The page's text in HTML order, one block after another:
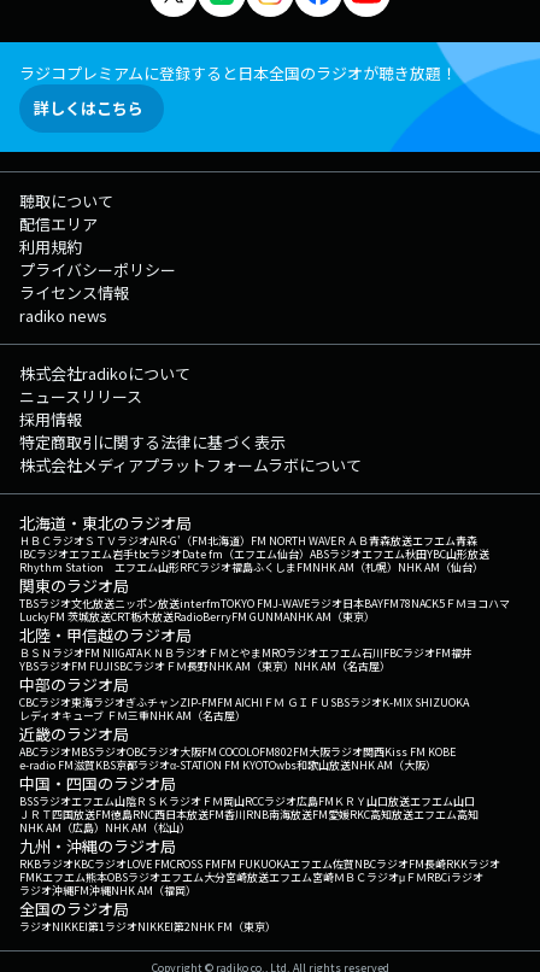
ラジコプレミアムに登録すると日本全国のラジオが聴き放題！
詳しくはこちら
聴取について
配信エリア
利用規約
プライバシーポリシー
ライセンス情報
radiko news
株式会社radikoについて
ニュースリリース
採用情報
特定商取引に関する法律に基づく表示
株式会社メディアプラットフォームラボについて
北海道・東北のラジオ局
ＨＢＣラジオＳＴＶラジオAIR-G'（FM北海道） FM NORTH WAVEＲＡＢ青森放送エフエム青森
IBCラジオエフエム岩手tbcラジオDate fm（エフエム仙台） ABSラジオエフエム秋田YBC山形放送
Rhythm Station エフエム山形RFCラジオ福島ふくしまFMNHK AM（札幌） NHK AM（仙台）
関東のラジオ局
TBSラジオ文化放送ニッポン放送interfmTOKYO FMJ-WAVEラジオ日本BAYFM78NACK5 ＦＭヨコハマ
LuckyFM 茨城放送CRT栃木放送RadioBerryFM GUNMANHK AM（東京）
北陸・甲信越のラジオ局
ＢＳＮラジオFM NIIGATAＫＮＢラジオ ＦＭとやまMROラジオエフエム石川FBCラジオFM福井
YBSラジオFM FUJISBCラジオ ＦＭ長野NHK AM（東京） NHK AM（名古屋）
中部のラジオ局
CBCラジオ東海ラジオぎふチャンZIP-FMFM AICHI ＦＭ ＧＩＦＵ SBSラジオK-MIX SHIZUOKA
レディオキューブ ＦＭ三重NHK AM（名古屋）
近畿のラジオ局
ABCラジオMBSラジオOBCラジオ大阪FM COCOLOFM802FM大阪ラジオ関西Kiss FM KOBE
e-radio FM滋賀KBS京都ラジオα-STATION FM KYOTOwbs和歌山放送NHK AM（大阪）
中国・四国のラジオ局
BSSラジオエフエム山陰ＲＳＫラジオ ＦＭ岡山RCCラジオ広島FM ＫＲＹ山口放送エフエム山口
ＪＲＴ四国放送FM徳島RNC西日本放送FM香川RNB南海放送FM愛媛RKC高知放送エフエム高知
NHK AM（広島） NHK AM（松山）
九州・沖縄のラジオ局
RKBラジオKBCラジオLOVE FMCROSS FMFM FUKUOKAエフエム佐賀NBCラジオFM長崎RKKラジオ
FMKエフエム熊本OBSラジオエフエム大分宮崎放送エフエム宮崎ＭＢＣラジオμＦＭRBCiラジオ
ラジオ沖縄FM沖縄NHK AM（福岡）
全国のラジオ局
ラジオNIKKEI第1ラジオNIKKEI第2NHK FM（東京）
Copyright © radiko co., Ltd. All rights reserved